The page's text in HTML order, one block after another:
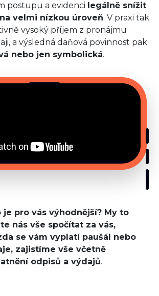
postupu a evidenci legálně snížit
velmi nízkou úroveň. V praxi tak
vysoký příjem z pronájmu
a výsledná daňová povinnost pak
nebo jen symbolická.
je pro vás výhodnější? My to
nás vše spočítat za vás,
se vám vyplatí paušál nebo
zajistíme vše včetně
odpisů a výdajů.